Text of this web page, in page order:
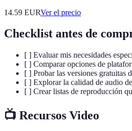
14.59 EURVer el precio
Checklist antes de
[ ] Evaluar mis necesidades
[ ] Comparar opciones de
[ ] Probar las versiones gratuitas
[ ] Explorar la calidad de audio
[ ] Crear listas de reproducción
📺 Recursos Video